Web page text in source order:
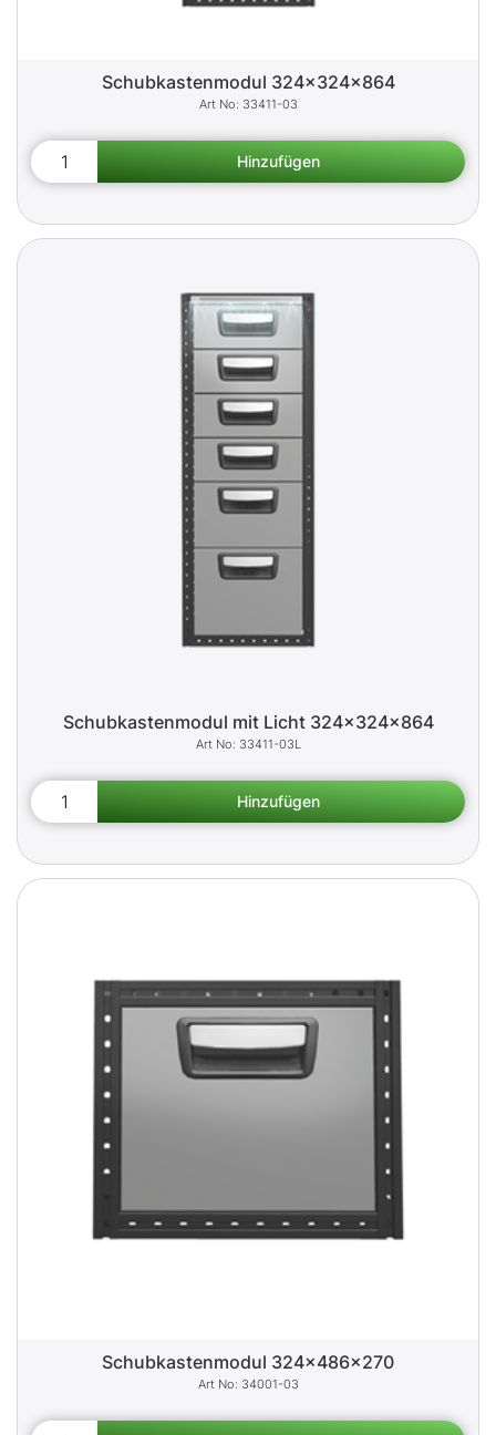
Schubkastenmodul 324x324x864
33411-03
Schubkastenmodul mit Licht 324x324x864
33411-03L
Schubkastenmodul 324x486x270
34001-03